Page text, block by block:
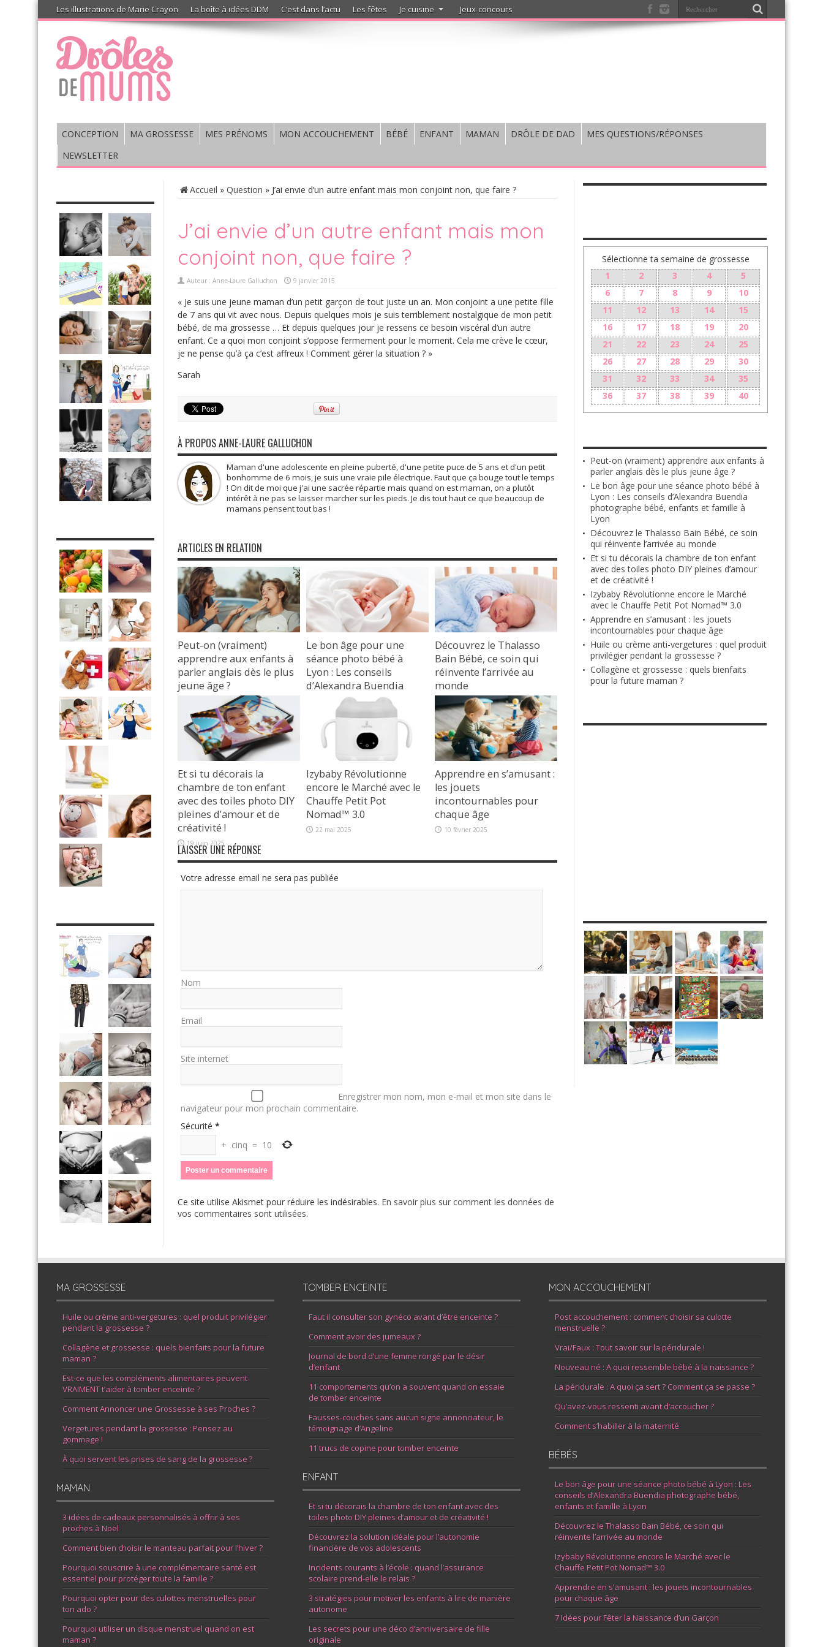
Les illustrations de Marie Crayon La boîte à idées DDM C’est dans l’actu Les fêtes Je cuisine Jeux-concours
CONCEPTION MA GROSSESSE MES PRÉNOMS MON ACCOUCHEMENT BÉBÉ ENFANT MAMAN DRÔLE DE DAD
MES QUESTIONS/RÉPONSES
NEWSLETTER
Accueil » Question » J’ai envie d’un autre enfant mais mon conjoint non, que faire ?
J’ai envie d’un autre enfant mais mon
conjoint non, que faire ?
Auteur : Anne-Laure Galluchon 9 janvier 2015
« Je suis une jeune maman d’un petit garçon de tout juste un an. Mon conjoint a une petite fille
de 7 ans qui vit avec nous. Depuis quelques mois je suis terriblement nostalgique de mon petit
bébé, de ma grossesse … Et depuis quelques jour je ressens ce besoin viscéral d’un autre
enfant. Ce a quoi mon conjoint s’oppose fermement pour le moment. Cela me crève le cœur,
je ne pense qu’à ça c’est affreux ! Comment gérer la situation ? »
Sarah
À PROPOS ANNE-LAURE GALLUCHON
Maman d'une adolescente en pleine puberté, d'une petite puce de 5 ans et d'un petit
bonhomme de 6 mois, je suis une vraie pile électrique. Faut que ça bouge tout le temps
! On dit de moi que j'ai une sacrée répartie mais quand on est maman, on a plutôt
intérêt à ne pas se laisser marcher sur les pieds. Je dis tout haut ce que beaucoup de
mamans pensent tout bas !
ARTICLES EN RELATION
Peut-on (vraiment)
apprendre aux enfants à
parler anglais dès le plus
jeune âge ?
31 octobre 2025
Le bon âge pour une
séance photo bébé à
Lyon : Les conseils
d’Alexandra Buendia
photographe bébé,
enfants et famille à Lyon
17 octobre 2025
Découvrez le Thalasso
Bain Bébé, ce soin qui
réinvente l’arrivée au
monde
28 juillet 2025
Et si tu décorais la
chambre de ton enfant
avec des toiles photo DIY
pleines d’amour et de
créativité !
19 juin 2025
Izybaby Révolutionne
encore le Marché avec le
Chauffe Petit Pot
Nomad™ 3.0
22 mai 2025
Apprendre en s’amusant :
les jouets
incontournables pour
chaque âge
10 février 2025
LAISSER UNE RÉPONSE
Votre adresse email ne sera pas publiée
Nom
Email
Site internet
Enregistrer mon nom, mon e-mail et mon site dans le
navigateur pour mon prochain commentaire.
Sécurité *
+ cinq = 10
Ce site utilise Akismet pour réduire les indésirables. En savoir plus sur comment les données de
vos commentaires sont utilisées.
Sélectionne ta semaine de grossesse
1
2 3 4
5
6
7 8 9
10
11
12 13 14
15
16
17 18 19
20
21
22 23 24
25
26
27 28 29
30
31
32 33 34
35
36
37 38 39 40
Peut-on (vraiment) apprendre aux enfants à
parler anglais dès le plus jeune âge ?
Le bon âge pour une séance photo bébé à
Lyon : Les conseils d’Alexandra Buendia
photographe bébé, enfants et famille à
Lyon
Découvrez le Thalasso Bain Bébé, ce soin
qui réinvente l’arrivée au monde
Et si tu décorais la chambre de ton enfant
avec des toiles photo DIY pleines d’amour
et de créativité !
Izybaby Révolutionne encore le Marché
avec le Chauffe Petit Pot Nomad™ 3.0
Apprendre en s’amusant : les jouets
incontournables pour chaque âge
Huile ou crème anti-vergetures : quel produit
privilégier pendant la grossesse ?
Collagène et grossesse : quels bienfaits
pour la future maman ?
MA GROSSESSE
Huile ou crème anti-vergetures : quel produit privilégier
pendant la grossesse ?
Collagène et grossesse : quels bienfaits pour la future
maman ?
Est-ce que les compléments alimentaires peuvent
VRAIMENT t’aider à tomber enceinte ?
Comment Annoncer une Grossesse à ses Proches ?
Vergetures pendant la grossesse : Pensez au
gommage !
À quoi servent les prises de sang de la grossesse ?
MAMAN
3 idées de cadeaux personnalisés à offrir à ses
proches à Noël
Comment bien choisir le manteau parfait pour l’hiver ?
Pourquoi souscrire à une complémentaire santé est
essentiel pour protéger toute la famille ?
Pourquoi opter pour des culottes menstruelles pour
ton ado ?
Pourquoi utiliser un disque menstruel quand on est
maman ?
TOMBER ENCEINTE
Faut il consulter son gynéco avant d’être enceinte ?
Comment avoir des jumeaux ?
Journal de bord d’une femme rongé par le désir
d’enfant
11 comportements qu’on a souvent quand on essaie
de tomber enceinte
Fausses-couches sans aucun signe annonciateur, le
témoignage d’Angeline
11 trucs de copine pour tomber enceinte
ENFANT
Et si tu décorais la chambre de ton enfant avec des
toiles photo DIY pleines d’amour et de créativité !
Découvrez la solution idéale pour l’autonomie
financière de vos adolescents
Incidents courants à l’école : quand l’assurance
scolaire prend-elle le relais ?
3 stratégies pour motiver les enfants à lire de manière
autonome
Les secrets pour une déco d’anniversaire de fille
originale
MON ACCOUCHEMENT
Post accouchement : comment choisir sa culotte
menstruelle ?
Vrai/Faux : Tout savoir sur la péridurale !
Nouveau né : A quoi ressemble bébé à la naissance ?
La péridurale : A quoi ça sert ? Comment ça se passe ?
Qu’avez-vous ressenti avant d’accoucher ?
Comment s’habiller à la maternité
BÉBÉS
Le bon âge pour une séance photo bébé à Lyon : Les
conseils d’Alexandra Buendia photographe bébé,
enfants et famille à Lyon
Découvrez le Thalasso Bain Bébé, ce soin qui
réinvente l’arrivée au monde
Izybaby Révolutionne encore le Marché avec le
Chauffe Petit Pot Nomad™ 3.0
Apprendre en s’amusant : les jouets incontournables
pour chaque âge
7 Idées pour Fêter la Naissance d’un Garçon